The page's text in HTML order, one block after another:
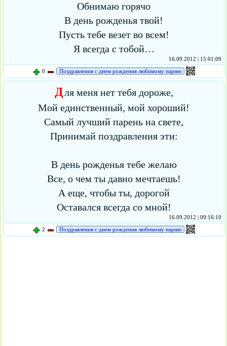
Обнимаю горячо
В день рожденья твой!
Пусть тебе везет во всем!
Я всегда с тобой…
16.09.2012 | 15:01:09
0
Поздравления с днем рождения любимому парню
Для меня нет тебя дороже,
Мой единственный, мой хороший!
Самый лучший парень на свете,
Принимай поздравления эти:
В день рожденья тебе желаю
Все, о чем ты давно мечтаешь!
А еще, чтобы ты, дорогой
Оставался всегда со мной!
16.09.2012 | 09:16:10
2
Поздравления с днем рождения любимому парню